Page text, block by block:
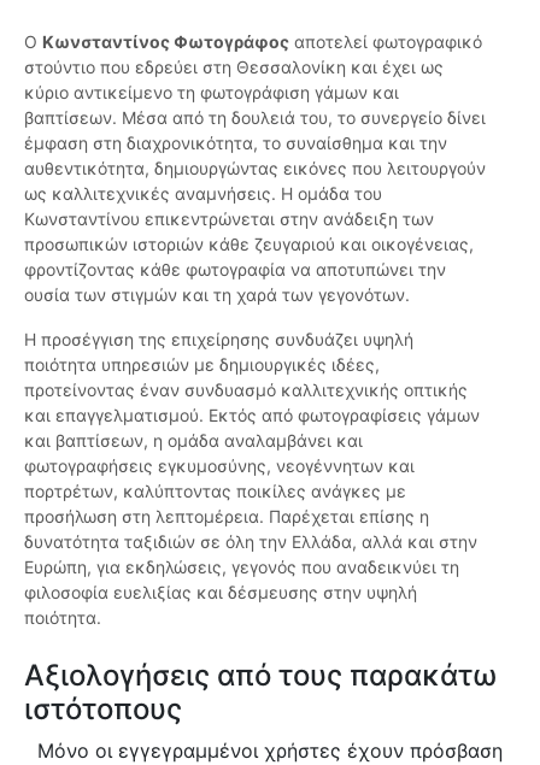
Ο Κωνσταντίνος Φωτογράφος αποτελεί φωτογραφικό
στούντιο που εδρεύει στη Θεσσαλονίκη και έχει ως
κύριο αντικείμενο τη φωτογράφιση γάμων και
βαπτίσεων. Μέσα από τη δουλειά του, το συνεργείο δίνει
έμφαση στη διαχρονικότητα, το συναίσθημα και την
αυθεντικότητα, δημιουργώντας εικόνες που λειτουργούν
ως καλλιτεχνικές αναμνήσεις. Η ομάδα του
Κωνσταντίνου επικεντρώνεται στην ανάδειξη των
προσωπικών ιστοριών κάθε ζευγαριού και οικογένειας,
φροντίζοντας κάθε φωτογραφία να αποτυπώνει την
ουσία των στιγμών και τη χαρά των γεγονότων.
Η προσέγγιση της επιχείρησης συνδυάζει υψηλή
ποιότητα υπηρεσιών με δημιουργικές ιδέες,
προτείνοντας έναν συνδυασμό καλλιτεχνικής οπτικής
και επαγγελματισμού. Εκτός από φωτογραφίσεις γάμων
και βαπτίσεων, η ομάδα αναλαμβάνει και
φωτογραφήσεις εγκυμοσύνης, νεογέννητων και
πορτρέτων, καλύπτοντας ποικίλες ανάγκες με
προσήλωση στη λεπτομέρεια. Παρέχεται επίσης η
δυνατότητα ταξιδιών σε όλη την Ελλάδα, αλλά και στην
Ευρώπη, για εκδηλώσεις, γεγονός που αναδεικνύει τη
φιλοσοφία ευελιξίας και δέσμευσης στην υψηλή
ποιότητα.
Αξιολογήσεις από τους παρακάτω
ιστότοπους
Μόνο οι εγγεγραμμένοι χρήστες έχουν πρόσβαση